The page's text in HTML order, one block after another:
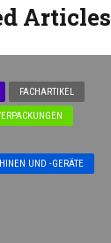
Articles
FACHARTIKEL
UND -GERÄTE